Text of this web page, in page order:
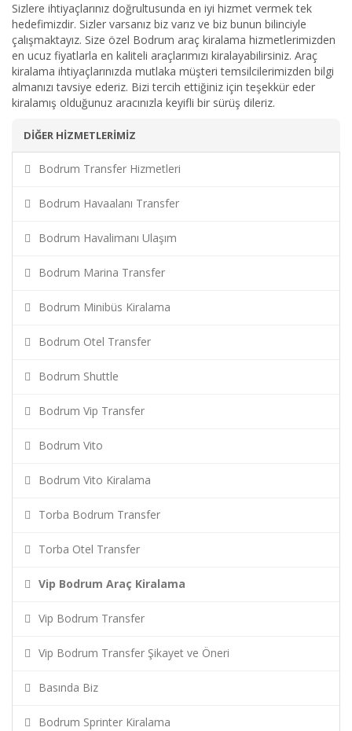
Sizlere ihtiyaçlarınız doğrultusunda en iyi hizmet vermek tek
hedefimizdir. Sizler varsanız biz varız ve biz bunun bilinciyle
çalışmaktayız. Size özel Bodrum araç kiralama hizmetlerimizden
en ucuz fiyatlarla en kaliteli araçlarımızı kiralayabilirsiniz. Araç
kiralama ihtiyaçlarınızda mutlaka müşteri temsilcilerimizden bilgi
almanızı tavsiye ederiz. Bizi tercih ettiğiniz için teşekkür eder
kiralamış olduğunuz aracınızla keyifli bir sürüş dileriz.
DİĞER HİZMETLERİMİZ
Bodrum Transfer Hizmetleri
Bodrum Havaalanı Transfer
Bodrum Havalimanı Ulaşım
Bodrum Marina Transfer
Bodrum Minibüs Kiralama
Bodrum Otel Transfer
Bodrum Shuttle
Bodrum Vip Transfer
Bodrum Vito
Bodrum Vito Kiralama
Torba Bodrum Transfer
Torba Otel Transfer
Vip Bodrum Araç Kiralama
Vip Bodrum Transfer
Vip Bodrum Transfer Şikayet ve Öneri
Basında Biz
Bodrum Sprinter Kiralama